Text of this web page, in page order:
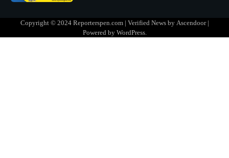
ବିଶ୍ୱବିଦ୍ୟାଳୟର ସଫଳତା, ଉତ୍କର୍ଷତା ଓ
ଅଗ୍ରଗତିର ସ୍ମୃତିଚାରଣ
Reporters Pen
Copyright © 2024 Reporterspen.com | Verified News by Ascendoor|
Powered by WordPress.